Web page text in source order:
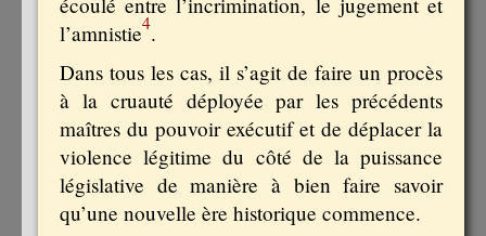
l’amnistie4.
Dans tous les cas, il s’agit de faire un procès
à la cruauté déployée par les précédents
maîtres du pouvoir exécutif et de déplacer la
violence légitime du côté de la puissance
législative de manière à bien faire savoir
qu’une nouvelle ère historique commence.